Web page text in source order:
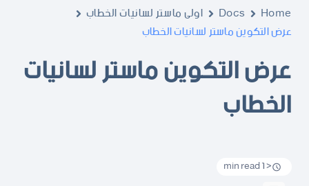
Home
Docs اولى ماستر لسانيات الخطاب
عرض التكوين ماستر لسانيات الخطاب
عرض التكوين ماستر لسانيات
الخطاب
< 1 min read